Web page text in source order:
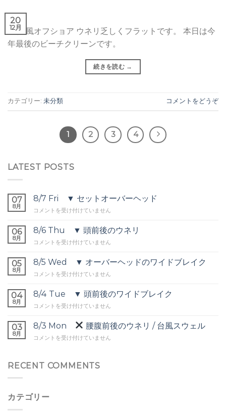
20
12月
晴れ 風オフショア ウネリ乏しくフラットです。 本日は今
年最後のビーチクリーンです。
続きを読む →
カテゴリー: 未分類 コメントをどうぞ
1 2 3 4
LATEST POSTS
07
8月
8/7 Fri ▼ セットオーバーヘッド
8/7
▼
セ
ッ
オ
バ
ヘ
ッ
は
コメントを受け付けていません
06
8月
8/6 Thu ▼ 頭前後のウネリ
8/6
▼
頭
前
の
ネ
は
コメントを受け付けていません
05
8月
8/5 Wed ▼ オーバーヘッドのワイドブレイク
8/5
▼
オ
ー
ー
ッ
ワ
ブ
レ
コメントを受け付けていません
04
8月
8/4 Tue ▼ 頭前後のワイドブレイク
8/4
▼
頭
前
ワ
レ
コメントを受け付けていません
03
8月
8/3 Mon 腰腹前後のウネリ / 台風スウェル
8/3
腰
の
コメントを受け付けていません
RECENT COMMENTS
カテゴリー